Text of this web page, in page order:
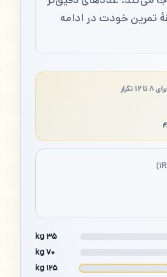
تمرین خودت در ادامه
تکرار
۳۵ kg
۷۰ kg
۱۲۵ kg